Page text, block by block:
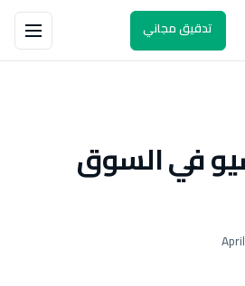
تدقيق مجاني
في السوق